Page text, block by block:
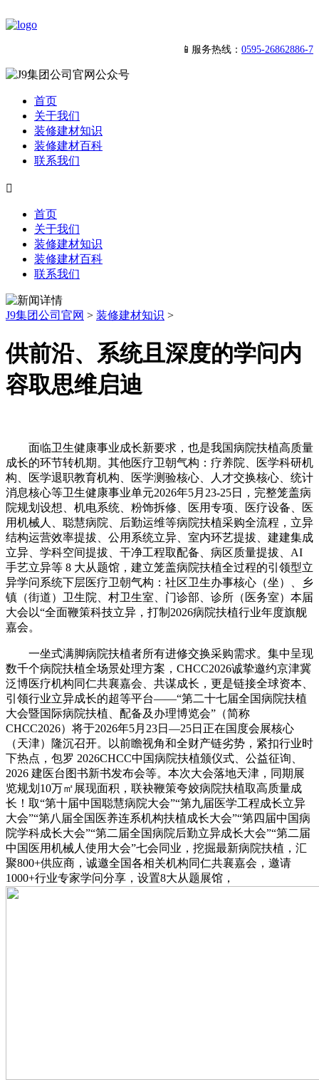
📱服务热线： 0595-26862886-7
首页
关于我们
装修建材知识
装修建材百科
联系我们

首页
关于我们
装修建材知识
装修建材百科
联系我们
J9集团公司官网 > 装修建材知识 >
供前沿、系统且深度的学问内
容取思维启迪
面临卫生健康事业成长新要求，也是我国病院扶植高质量
成长的环节转机期。其他医疗卫朝气构：疗养院、医学科研机
构、医学退职教育机构、医学测验核心、人才交换核心、统计
消息核心等卫生健康事业单元2026年5月23-25日，完整笼盖病
院规划设想、机电系统、粉饰拆修、医用专项、医疗设备、医
用机械人、聪慧病院、后勤运维等病院扶植采购全流程，立异
结构运营效率提拔、公用系统立异、室内环艺提拔、建建集成
立异、学科空间提拔、干净工程取配备、病区质量提拔、AI
手艺立异等 8 大从题馆，建立笼盖病院扶植全过程的引领型立
异学问系统下层医疗卫朝气构：社区卫生办事核心（坐）、乡
镇（街道）卫生院、村卫生室、门诊部、诊所（医务室）本届
大会以“全面鞭策科技立异，打制2026病院扶植行业年度旗舰
嘉会。
一坐式满脚病院扶植者所有进修交换采购需求。集中呈现
数千个病院扶植全场景处理方案，CHCC2026诚挚邀约京津冀
泛博医疗机构同仁共襄嘉会、共谋成长，更是链接全球资本、
引领行业立异成长的超等平台——“第二十七届全国病院扶植
大会暨国际病院扶植、配备及办理博览会”（简称
CHCC2026）将于2026年5月23日—25日正在国度会展核心
（天津）隆沉召开。以前瞻视角和全财产链劣势，紧扣行业时
下热点，包罗 2026CHCC中国病院扶植颁仪式、公益征询、
2026 建医台图书新书发布会等。本次大会落地天津，同期展
览规划10万㎡展现面积，联袂鞭策夸姣病院扶植取高质量成
长！取“第十届中国聪慧病院大会”“第九届医学工程成长立异
大会”“第八届全国医养连系机构扶植成长大会”“第四届中国病
院学科成长大会”“第二届全国病院后勤立异成长大会”“第二届
中国医用机械人使用大会”七会同业，挖掘最新病院扶植，汇
聚800+供应商，诚邀全国各相关机构同仁共襄嘉会，邀请
1000+行业专家学问分享，设置8大从题展馆，